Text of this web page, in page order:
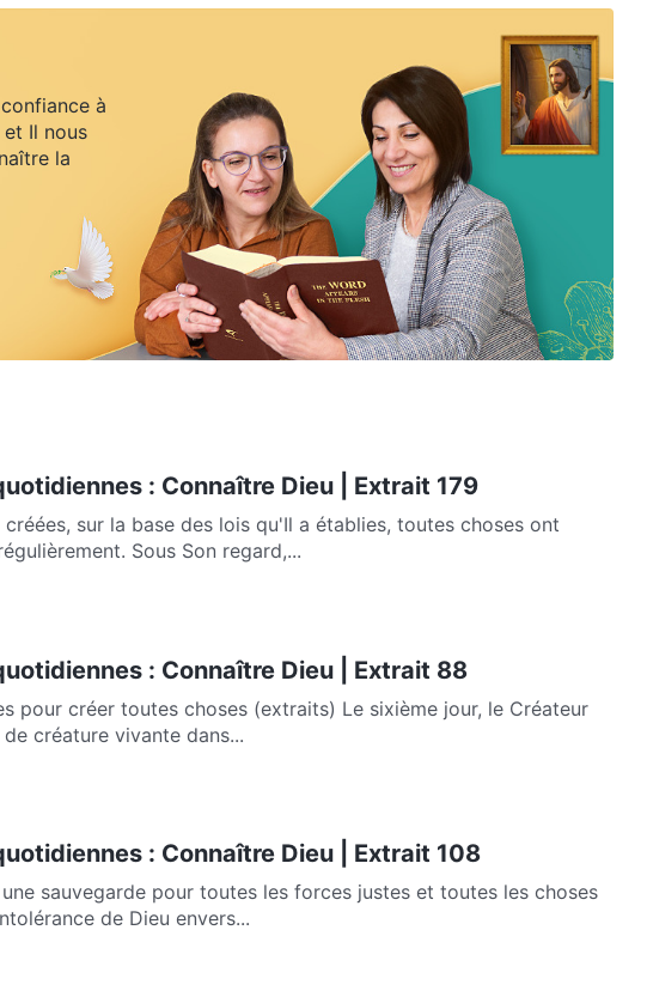
à
Il nous
la
: Connaître Dieu | Extrait 179
créées, sur la base des lois qu'Il a établies, toutes choses ont
Sous Son regard,...
: Connaître Dieu | Extrait 88
toutes choses (extraits) Le sixième jour, le Créateur
créature vivante dans...
: Connaître Dieu | Extrait 108
sauvegarde pour toutes les forces justes et toutes les choses
de Dieu envers...